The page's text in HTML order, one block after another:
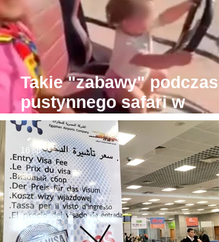
Takie "zabawy" podczas
pustynnego safari w
Hurghadzie. Co trzeba
mieć w głowie, żeby na to
pozwolić?!
16 lip